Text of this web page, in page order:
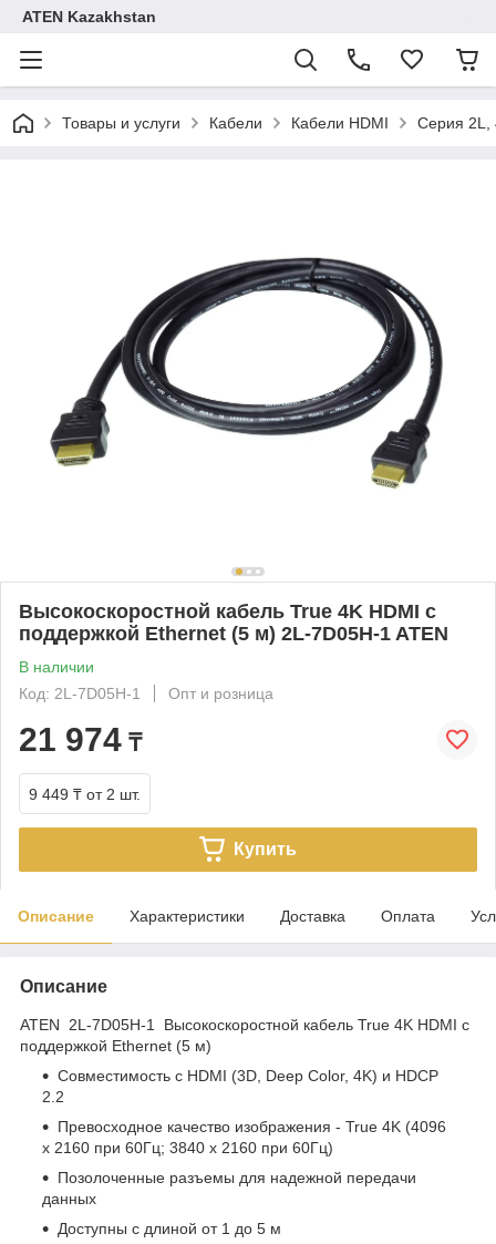
ATEN Kazakhstan
Товары и услуги Кабели Кабели HDMI Серия 2L,
Высокоскоростной кабель True 4K HDMI с
поддержкой Ethernet (5 м) 2L-7D05H-1 ATEN
В наличии
Код: 2L-7D05H-1
Опт и розница
21 974 ₸
9 449 ₸ от 2 шт.
Купить
Описание Характеристики Доставка Оплата
Описание
ATEN 2L-7D05H-1 Высокоскоростной кабель True 4K HDMI с
поддержкой Ethernet (5 м)
Совместимость с HDMI (3D, Deep Color, 4K) и HDCP
2.2
Превосходное качество изображения - True 4K (4096
x 2160 при 60Гц; 3840 x 2160 при 60Гц)
Позолоченные разъемы для надежной передачи
данных
Доступны с длиной от 1 до 5 м